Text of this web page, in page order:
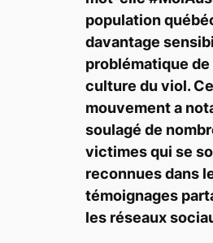
population
davantage
problématique de
culture du viol. Ce
mouvement a
soulagé de
victimes qui se
reconnues dans
témoignages
les réseaux